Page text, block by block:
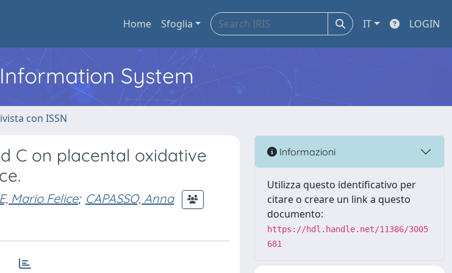
Home Sfoglia IT LOGIN
System
con ISSN
C on placental oxidative
Mario Felice; CAPASSO, Anna
Informazioni
Utilizza questo identificativo per
citare o creare un link a questo
documento:
https://hdl.handle.net/11386/3005
681